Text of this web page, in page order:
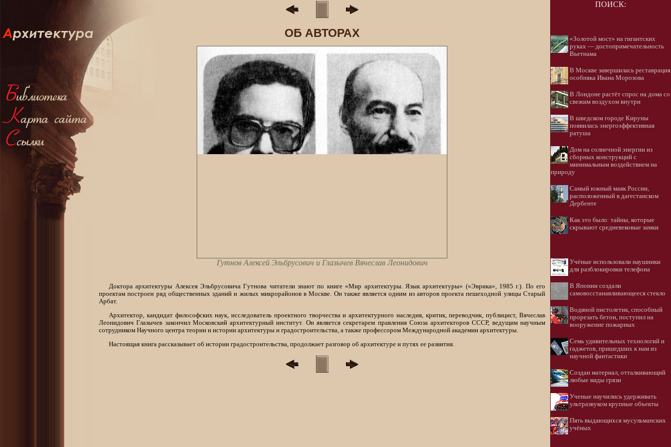
ОБ АВТОРАХ
Гутнов Алексей Эльбрусович и Глазычев Вячеслав Леонидович
Доктора архитектуры Алексея Эльбрусовича Гутнова читатели знают по книге «Мир архитектуры. Язык архитектуры» («Эврика», 1985 г.). По его
проектам построен ряд общественных зданий и жилых микрорайонов в Москве. Он также является одним из авторов проекта пешеходной улицы Старый
Арбат.
Архитектор, кандидат философских наук, исследователь проектного творчества и архитектурного наследия, критик, переводчик, публицист, Вячеслав
Леонидович Глазычев закончил Московский архитектурный институт. Он является секретарем правления Союза архитекторов СССР, ведущим научным
сотрудником Научного центра теории и истории архитектуры и градостроительства, а также профессором Международной академии архитектуры.
Настоящая книга рассказывает об истории градостроительства, продолжает разговор об архитектуре и путях ее развития.
ПОИСК:
«Золотой мост» на гигантских
руках — достопримечательность
Вьетнама
В Москве завершилась реставрация
особняка Ивана Морозова
В Лондоне растёт спрос на дома со
свежим воздухом внутри
В шведском городе Кируны
появилась энергоэффективная
ратуша
Дом на солнечной энергии из
сборных конструкций с
минимальным воздействием на
природу
Самый южный маяк России,
расположенный в дагестанском
Дербенте
Как это было: тайны, которые
скрывают средневековые замки
Учёные использовали наушники
для разблокировки телефона
В Японии создали
самовосстанавливающееся стекло
Водяной пистолетик, способный
прорезать бетон, поступил на
вооружение пожарных
Семь удивительных технологий и
гаджетов, пришедших к нам из
научной фантастики
Создан материал, отталкивающий
любые виды грязи
Ученые научились удерживать
ультразвуком крупные объекты
Пять выдающихся мусульманских
учёных